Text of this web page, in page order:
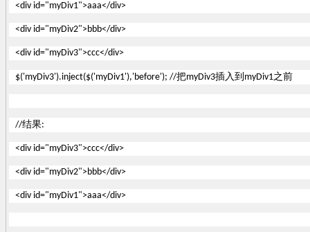
<div id="myDiv1">aaa</div>
<div id="myDiv2">bbb</div>
<div id="myDiv3">ccc</div>
$('myDiv3').inject($('myDiv1'),'before'); //把myDiv3插入到 myDiv1之前
//结果:
<div id="myDiv3">ccc</div>
<div id="myDiv2">bbb</div>
<div id="myDiv1">aaa</div>